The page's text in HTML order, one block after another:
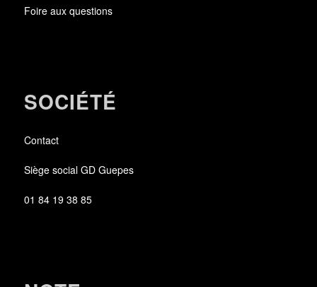
Foire aux questions
SOCIÉTÉ
Contact
Siège social GD Guepes
01 84 19 38 85